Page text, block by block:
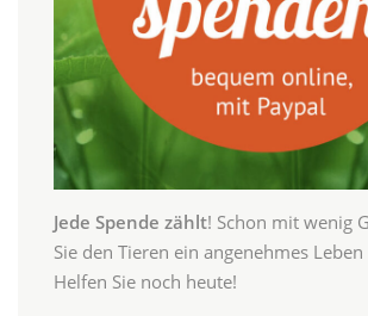
Jede Spende zählt! Schon mit wenig
Sie den Tieren ein angenehmes
Helfen Sie noch heute!